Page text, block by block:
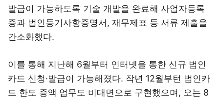
발급이 가능하도록 기술 개발을 완료해 사업자등록
증과 법인등기사항증명서, 재무제표 등 서류 제출을
간소화했다.
이를 통해 지난해 6월부터 인터넷을 통한 신규 법인
카드 신청·발급이 가능해졌다. 작년 12월부턴 법인카
드 한도 증액 업무도 비대면으로 구현했으며, 오는 8